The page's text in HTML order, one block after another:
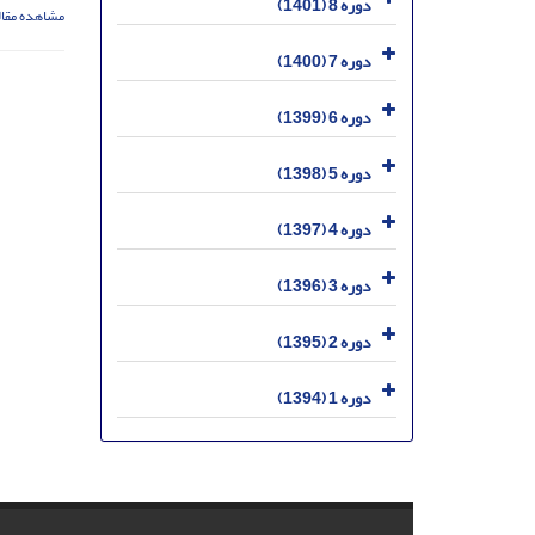
مشاهده
دوره 7 (1400)
دوره 6 (1399)
دوره 5 (1398)
دوره 4 (1397)
دوره 3 (1396)
دوره 2 (1395)
دوره 1 (1394)